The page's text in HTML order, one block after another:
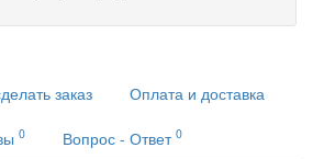
заказ Оплата и доставка
0 Вопрос - Ответ 0